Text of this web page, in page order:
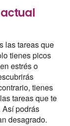
actual
las tareas que
tienes picos
estrés o
tienes
tareas que te
Así podrás
desagrado.